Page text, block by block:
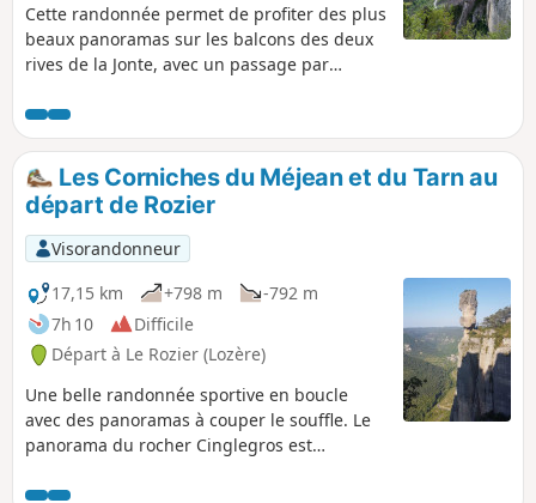
Cette randonnée permet de profiter des plus
beaux panoramas sur les balcons des deux
rives de la Jonte, avec un passage par
Saint-Pierre. Une alternative aux itinéraires
balisés qui restent chacun sur une seule
rive, le tout en une boucle qui peut se faire
en une grosse journée !
Les Corniches du Méjean et du Tarn au
départ de Rozier
Visorandonneur
17,15 km
+798 m
-792 m
7h 10
Difficile
Départ à Le Rozier (Lozère)
Une belle randonnée sportive en boucle
avec des panoramas à couper le souffle. Le
panorama du rocher Cinglegros est
personnes ne souffrant pas du vertige.